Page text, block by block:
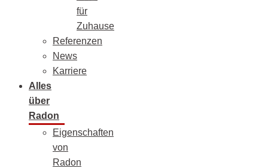
für
Zuhause
Referenzen
News
Karriere
Alles
über
Radon
Eigenschaften
von
Radon